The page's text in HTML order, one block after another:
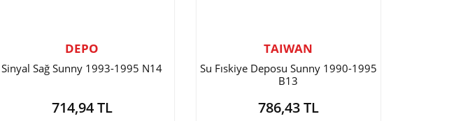
DEPO
Sinyal Sağ Sunny 1993-1995 N14
714,94 TL
TAIWAN
Su Fıskiye Deposu Sunny 1990-1995
B13
786,43 TL